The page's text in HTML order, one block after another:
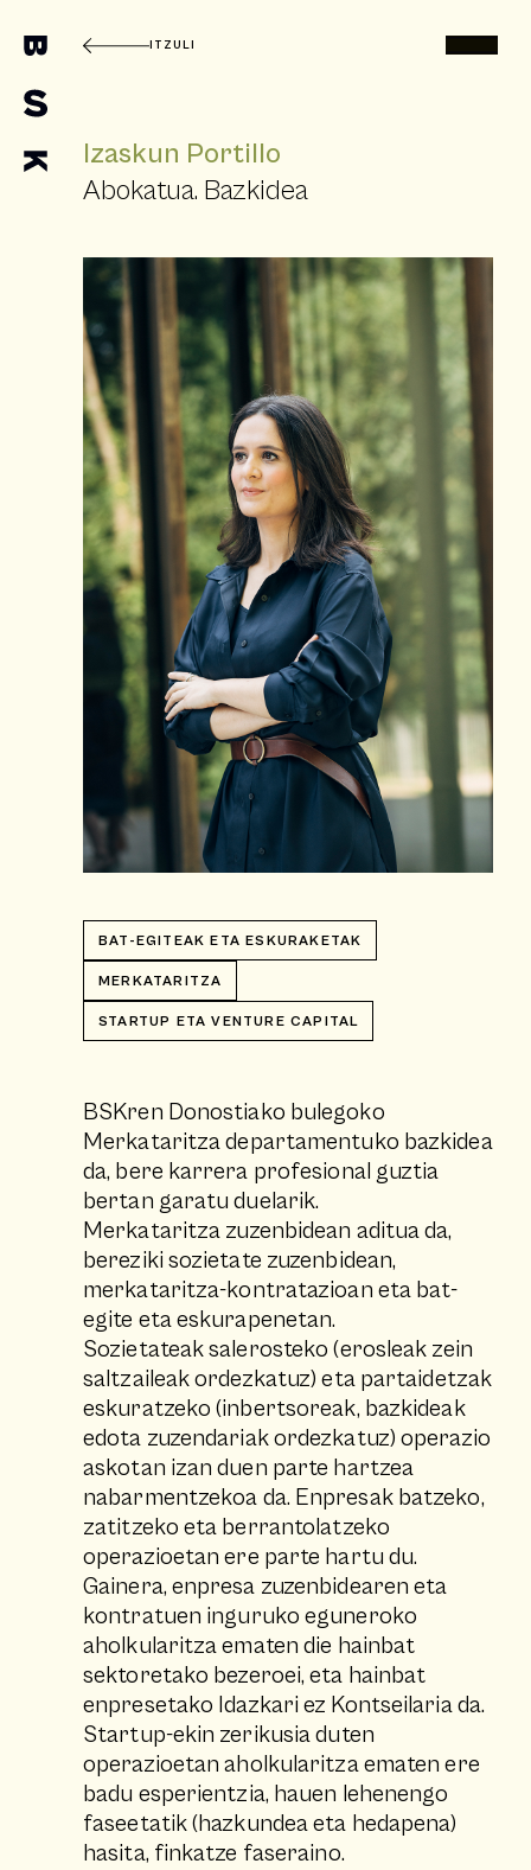
ITZULI
Izaskun Portillo
Abokatua. Bazkidea
BAT-EGITEAK ETA ESKURAKETAK
MERKATARITZA
STARTUP ETA VENTURE CAPITAL
BSKren Donostiako bulegoko
Merkataritza departamentuko bazkidea
da, bere karrera profesional guztia
bertan garatu duelarik.
Merkataritza zuzenbidean aditua da,
bereziki sozietate zuzenbidean,
merkataritza-kontratazioan eta bat-
egite eta eskurapenetan.
Sozietateak salerosteko (erosleak zein
saltzaileak ordezkatuz) eta partaidetzak
eskuratzeko (inbertsoreak, bazkideak
edota zuzendariak ordezkatuz) operazio
askotan izan duen parte hartzea
nabarmentzekoa da. Enpresak batzeko,
zatitzeko eta berrantolatzeko
operazioetan ere parte hartu du.
Gainera, enpresa zuzenbidearen eta
kontratuen inguruko eguneroko
aholkularitza ematen die hainbat
sektoretako bezeroei, eta hainbat
enpresetako Idazkari ez Kontseilaria da.
Startup-ekin zerikusia duten
operazioetan aholkularitza ematen ere
badu esperientzia, hauen lehenengo
faseetatik (hazkundea eta hedapena)
hasita, finkatze faseraino.